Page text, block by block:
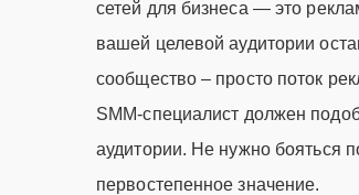
сетей для бизнеса — это
вашей целевой аудитории
сообщество – просто поток
SMM-специалист должен
аудитории. Не нужно бояться
первостепенное значение.